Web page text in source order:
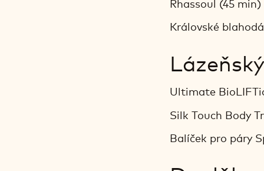
Královské
Ultimate
Silk Touch Body
Balíček pro páry